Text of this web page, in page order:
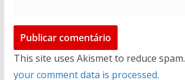
This site uses Akismet to reduce spam.
your comment data is processed.